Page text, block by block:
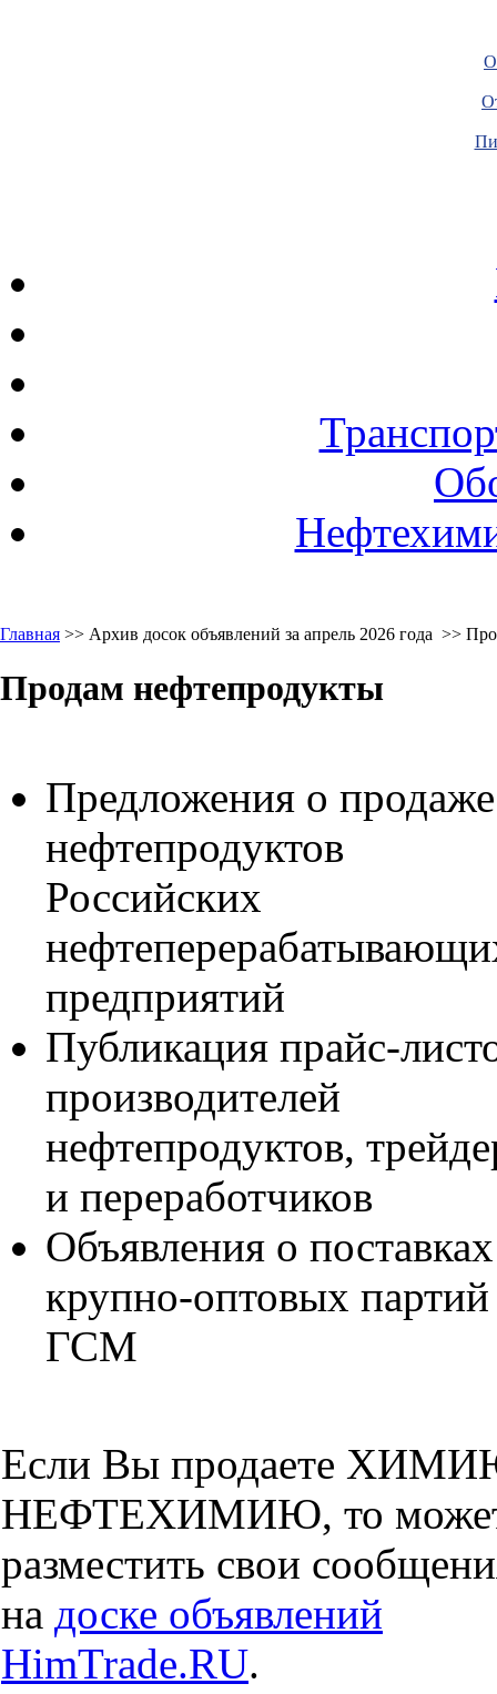
Главная >> Архив досок объявлений за апрель 2026 года >>
Продам нефтепродукты
Предложения о продаже
нефтепродуктов
Российских
предприятий
Публикация прайс-
производителей
нефтепродуктов,
и переработчиков
Объявления о поставках
крупно-оптовых партий
ГСМ
Если Вы продаете
НЕФТЕХИМИЮ, то
разместить свои
на доске объявлений
HimTrade.RU.